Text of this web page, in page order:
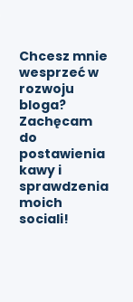
Chcesz mnie
wesprzeć w
rozwoju
bloga?
Zachęcam
do
postawienia
kawy i
sprawdzenia
moich
sociali!